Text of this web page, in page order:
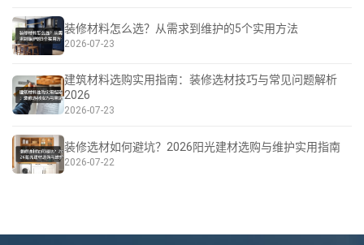
装修材料怎么选？从需求到维护的5个实用方法
2026-07-23
建筑材料选购实用指南：装修选材技巧与常见问题解析
2026
2026-07-23
装修选材如何避坑？2026阳光建材选购与维护实用指南
2026-07-22